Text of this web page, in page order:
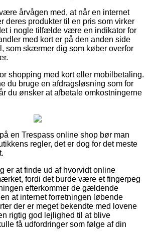
årvågen med, at når en internet
deres produkter til en pris som virker
i nogle tilfælde være en indikator for
med kort er på den anden side
som skærmer dig som køber overfor
shopping med kort eller mobilbetaling.
du bruge en afdragsløsning som for
du ønsker at afbetale omkostningerne
en Trespass online shop bør man
regler, det er dog for det meste
er at finde ud af hvorvidt online
fordi det burde være et fingerpeg
efterkommer de gældende
at internet forretningen løbende
der er meget bekendte med lovene
rigtig god lejlighed til at blive
få udfordringer som følge af din